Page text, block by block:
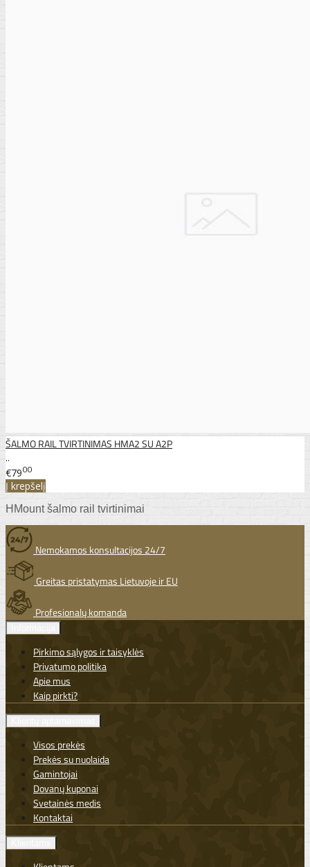
ŠALMO RAIL TVIRTINIMAS HMA2 SU A2P
..
€7900
Į krepšelį
HMount šalmo rail tvirtinimai
Nemokamos konsultacijos 24/7
Greitas pristatymas Lietuvoje ir EU
Profesionalų komanda
Pirkimo sąlygos ir taisyklės
Privatumo politika
Apie mus
Kaip pirkti?
Visos prekės
Prekės su nuolaida
Gamintojai
Dovanų kuponai
Svetainės medis
Kontaktai